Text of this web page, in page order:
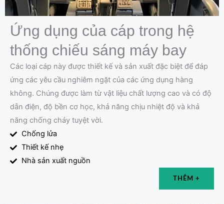
Ứng dụng của cáp trong hệ
thống chiếu sáng máy bay
Các loại cáp này được thiết kế và sản xuất đặc biệt để đáp
ứng các yêu cầu nghiêm ngặt của các ứng dụng hàng
không. Chúng được làm từ vật liệu chất lượng cao và có độ
dẫn điện, độ bền cơ học, khả năng chịu nhiệt độ và khả
năng chống cháy tuyệt vời.
Chống lửa
Thiết kế nhẹ
Nhà sản xuất nguồn
THÊM +